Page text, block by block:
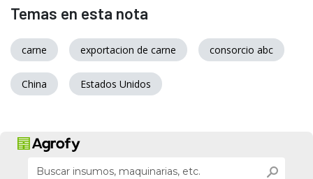
Temas en esta nota
carne exportacion de carne consorcio abc
China Estados Unidos